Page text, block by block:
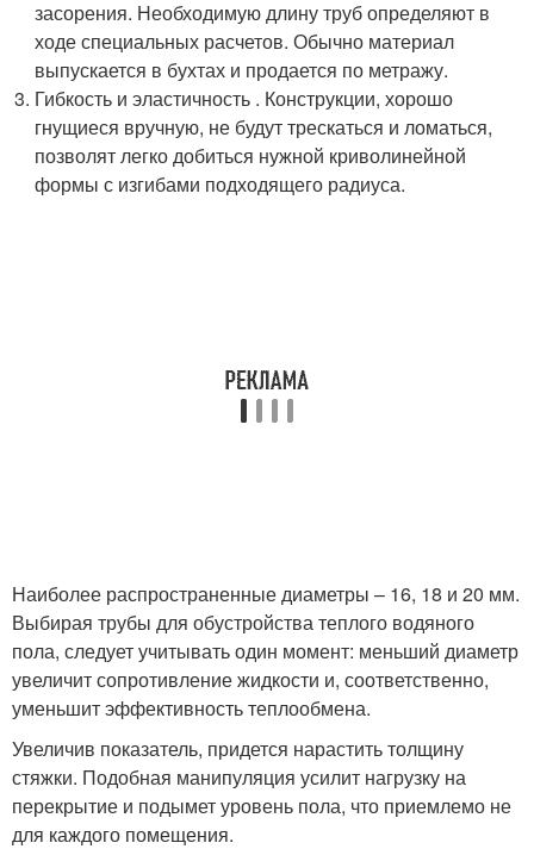
засорения. Необходимую длину труб определяют в
ходе специальных расчетов. Обычно материал
выпускается в бухтах и продается по метражу.
Гибкость и эластичность . Конструкции, хорошо
гнущиеся вручную, не будут трескаться и ломаться,
позволят легко добиться нужной криволинейной
формы с изгибами подходящего радиуса.
Наиболее распространенные диаметры – 16, 18 и 20 мм.
Выбирая трубы для обустройства теплого водяного
пола, следует учитывать один момент: меньший диаметр
увеличит сопротивление жидкости и, соответственно,
уменьшит эффективность теплообмена.
Увеличив показатель, придется нарастить толщину
стяжки. Подобная манипуляция усилит нагрузку на
перекрытие и подымет уровень пола, что приемлемо не
для каждого помещения.